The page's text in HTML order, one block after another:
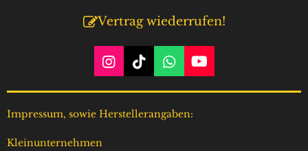
Vertrag wiederrufen!
I
n
s
t
T
i
k
T
W
h
a
t
Y
o
u
Impressum, sowie Herstellerangaben:
Kleinunternehmen